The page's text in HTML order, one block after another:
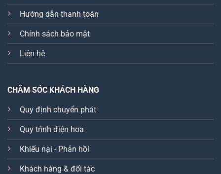
Hướng dẫn thanh toán
Chính sách bảo mật
Liên hệ
CHĂM SÓC KHÁCH HÀNG
Quy định chuyển phát
Quy trình điện hoa
Khiếu nại - Phản hồi
Khách hàng & đối tác